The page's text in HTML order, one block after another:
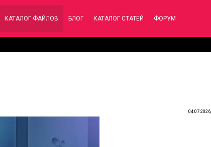
КАТАЛОГ ФАЙЛОВ БЛОГ КАТАЛОГ СТАТЕЙ ФОРУМ